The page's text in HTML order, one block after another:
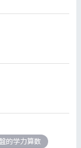
的学力算数